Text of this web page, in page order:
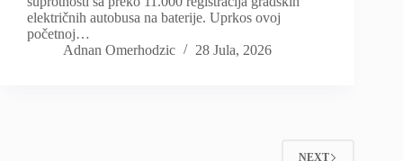
električnih autobusa na baterije. Uprkos ovoj
početnoj…
Adnan Omerhodzic
28 Jula, 2026
NEXT